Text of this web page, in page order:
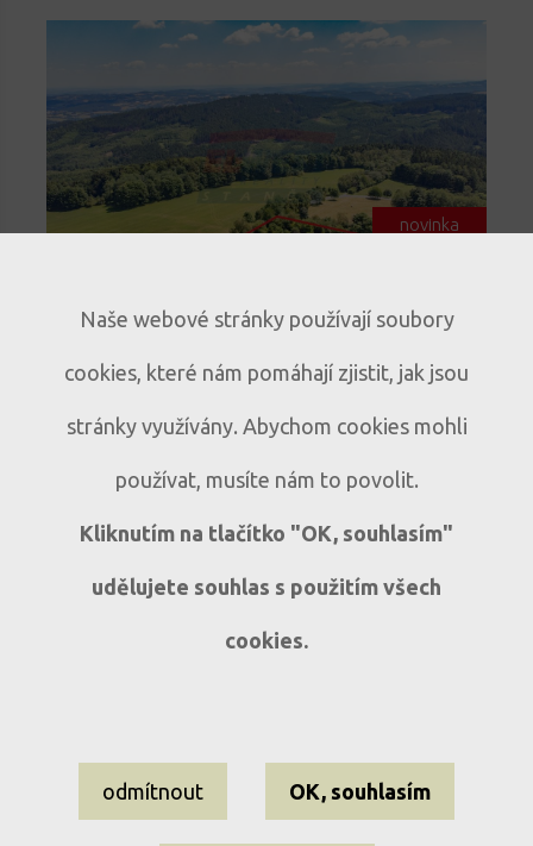
novinka
na samotě v srdci Šumavy
P192
Maleč u Strašína | 4 306 m² |
Nastavení cookies
Informace o souborech cookies
Naše webové stránky používají soubory
cookies, které nám pomáhají zjistit, jak jsou
stránky využívány. Abychom cookies mohli
používat, musíte nám to povolit.
Kliknutím na tlačítko "OK, souhlasím"
udělujete souhlas s použitím všech
cookies.
odmítnout OK, souhlasím